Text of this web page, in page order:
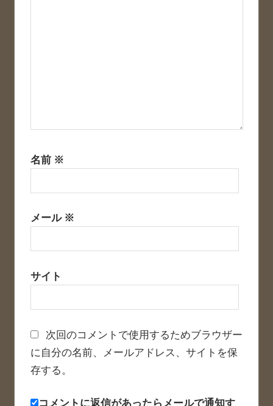
名前 ※
メール ※
サイト
次回のコメントで使用するためブラウザー
に自分の名前、メールアドレス、サイトを保
存する。
コメントに返信があったらメールで通知す